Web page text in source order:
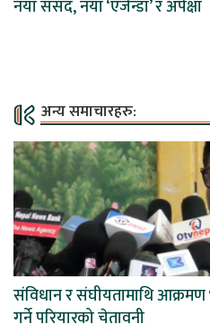
नयाँ संसद, नयाँ ‘एजेन्डा’ र अपेक्षा
अन्य समाचारहरु:
संविधान र संघीयतामाथि आक्रमण
गर्ने परियारको चेतावनी